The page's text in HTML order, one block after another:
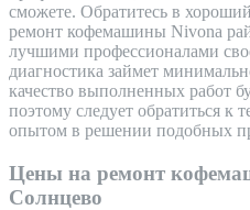
сможете. Обратитесь в
ремонт кофемашины Nivona
лучшими профессионалами
диагностика займет
качество выполненных работ
поэтому следует обратиться к
опытом в решении подобных
Цены на ремонт
Солнцево